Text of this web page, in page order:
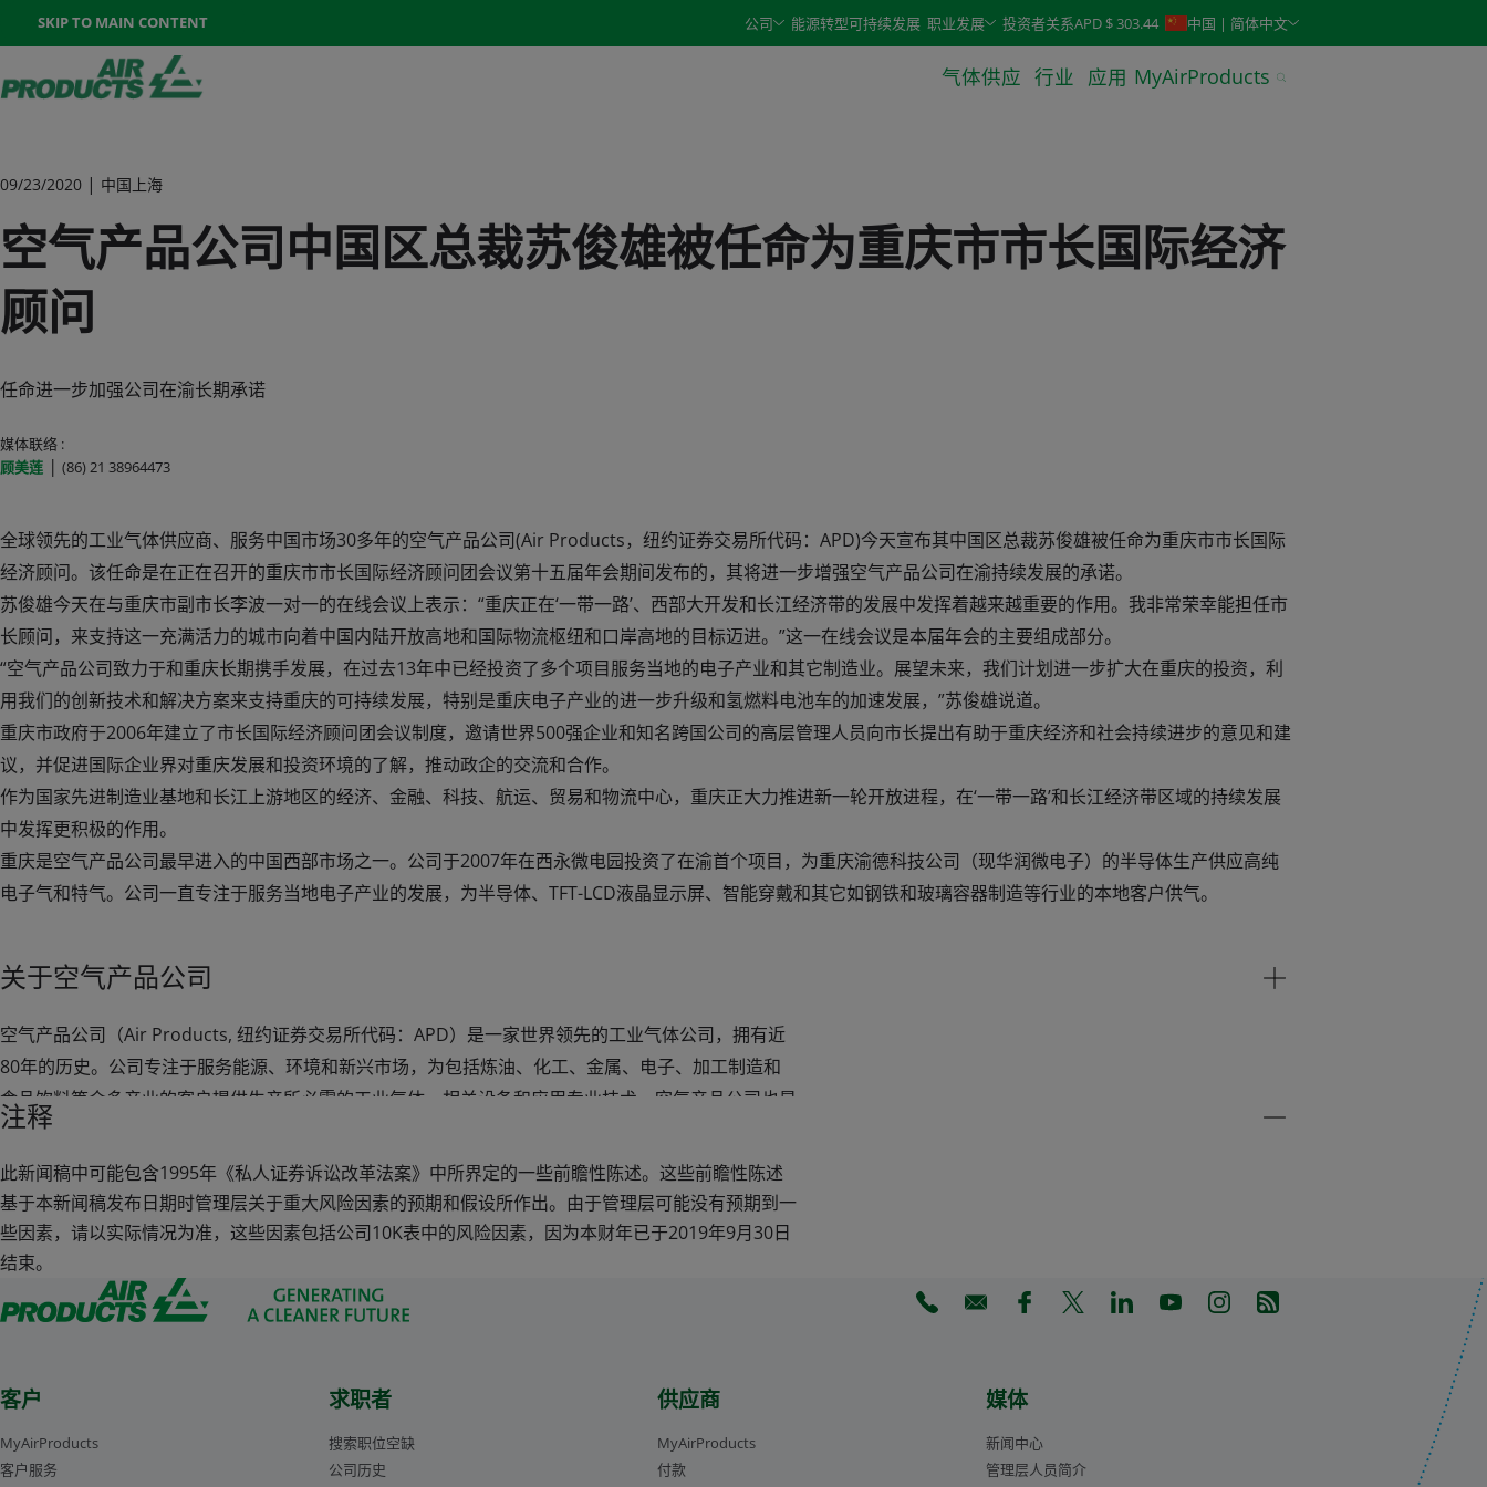
SKIP TO MAIN CONTENT
Once the menu is open you can move between options with the arrow keys and select an option with the enter or space keys. Typeahead search is also available.
400-888-7662 联系我们 公司 能源转型可持续发展 职业发展 投资者关系APD $ 303.44 中国 | 简体中文
气体供应 行业 应用 MyAirProducts
09/23/2020 | 中国上海
空气产品公司中国区总裁苏俊雄被任命为重庆市市长国际经济
顾问
任命进一步加强公司在渝长期承诺
媒体联络 :
顾美莲 | (86) 21 38964473
全球领先的工业气体供应商、服务中国市场30多年的空气产品公司(Air Products，纽约证券交易所代码：APD)今天宣布其中国区总裁苏俊雄被任命为重庆市市长国际
经济顾问。该任命是在正在召开的重庆市市长国际经济顾问团会议第十五届年会期间发布的，其将进一步增强空气产品公司在渝持续发展的承诺。
苏俊雄今天在与重庆市副市长李波一对一的在线会议上表示：“重庆正在‘一带一路’、西部大开发和长江经济带的发展中发挥着越来越重要的作用。我非常荣幸能担任市
长顾问，来支持这一充满活力的城市向着中国内陆开放高地和国际物流枢纽和口岸高地的目标迈进。”这一在线会议是本届年会的主要组成部分。
“空气产品公司致力于和重庆长期携手发展，在过去13年中已经投资了多个项目服务当地的电子产业和其它制造业。展望未来，我们计划进一步扩大在重庆的投资，利
用我们的创新技术和解决方案来支持重庆的可持续发展，特别是重庆电子产业的进一步升级和氢燃料电池车的加速发展，”苏俊雄说道。
重庆市政府于2006年建立了市长国际经济顾问团会议制度，邀请世界500强企业和知名跨国公司的高层管理人员向市长提出有助于重庆经济和社会持续进步的意见和建
议，并促进国际企业界对重庆发展和投资环境的了解，推动政企的交流和合作。
作为国家先进制造业基地和长江上游地区的经济、金融、科技、航运、贸易和物流中心，重庆正大力推进新一轮开放进程，在‘一带一路’和长江经济带区域的持续发展
中发挥更积极的作用。
重庆是空气产品公司最早进入的中国西部市场之一。公司于2007年在西永微电园投资了在渝首个项目，为重庆渝德科技公司（现华润微电子）的半导体生产供应高纯
电子气和特气。公司一直专注于服务当地电子产业的发展，为半导体、TFT-LCD液晶显示屏、智能穿戴和其它如钢铁和玻璃容器制造等行业的本地客户供气。
关于空气产品公司
空气产品公司（Air Products, 纽约证券交易所代码：APD）是一家世界领先的工业气体公司，拥有近
80年的历史。公司专注于服务能源、环境和新兴市场，为包括炼油、化工、金属、电子、加工制造和
食品饮料等众多产业的客户提供生产所必需的工业气体、相关设备和应用专业技术。空气产品公司也是
一家全球领先的液化天然气工艺技术和设备供应商。公司同时还开发、设计、建造、拥有并运营着一些
全球最大型的工业气体项目，包括气化项目。这些气化项目以可持续的方式将丰富的自然资源转换成合
成气，用于生产高附加值电力、燃料和化工品。
2019财年，公司在50个国家和地区的运营销售额达89亿美元，当前市值超过650亿美元，使其成为美
国市值最大的化工企业。其全球来自不同背景的1万7千多名充满热情、富有才华和忠诚敬业的员工在
空气产品公司更高使命的引领下，致力于创造创新的解决方案，助力环境改善，增强可持续发展，并解
决客户、社区及全球所面临的挑战。欲获得更多信息，请登陆公司中文网站：
注释
此新闻稿中可能包含1995年《私人证券诉讼改革法案》中所界定的一些前瞻性陈述。这些前瞻性陈述
基于本新闻稿发布日期时管理层关于重大风险因素的预期和假设所作出。由于管理层可能没有预期到一
些因素，请以实际情况为准，这些因素包括公司10K表中的风险因素，因为本财年已于2019年9月30日
结束。
(Opens in a new tab)
(Opens in a new tab)
(Opens in a new tab)
(Opens in a new tab)
(Opens in a new tab)
(Opens in a new tab)
(Opens in a new tab)
(Opens in a new tab)
客户
MyAirProducts
客户服务
求职者
搜索职位空缺
公司历史
供应商
MyAirProducts
付款
媒体
新闻中心
管理层人员简介